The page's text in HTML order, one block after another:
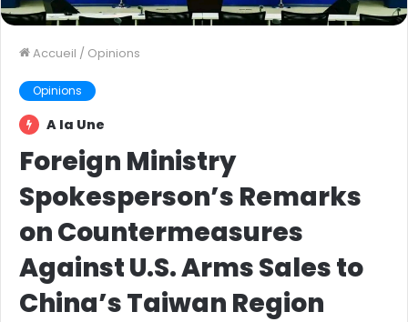
Accueil / Opinions
Opinions
A la Une
Foreign Ministry
Spokesperson’s Remarks
on Countermeasures
Against U.S. Arms Sales to
China’s Taiwan Region